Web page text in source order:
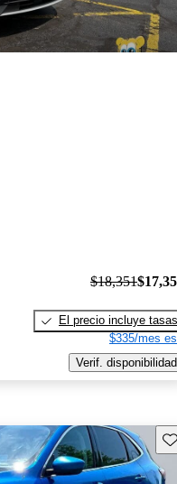
$18,351
El precio incluye tasas
$335/mes
Verif. disponibilidad